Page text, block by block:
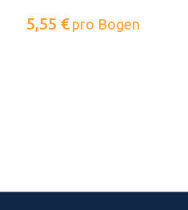
5,55 € pro Bogen